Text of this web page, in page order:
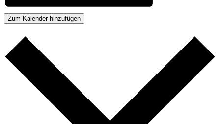
Zum Kalender hinzufügen